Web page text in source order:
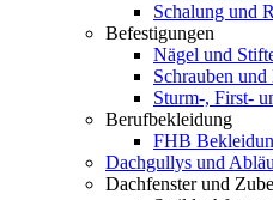
Schalung und
Befestigungen
Nägel und
Schrauben
Sturm-, First-
Berufbekleidung
FHB
Dachgullys und
Dachfenster und